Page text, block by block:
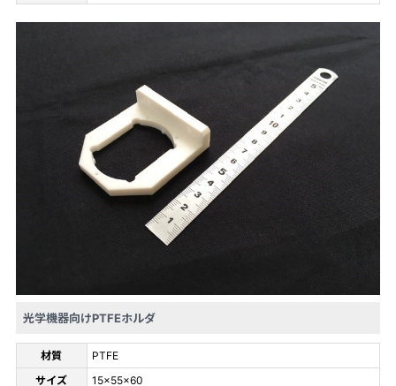
光学機器向けPTFEホルダ
材質
PTFE
サイズ
15×55×60